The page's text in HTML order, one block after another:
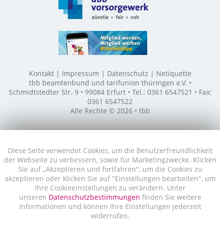
Diese Seite verwendet Cookies, um die Benutzerfreundlichkeit
der Webseite zu verbessern, sowie für Marketingzwecke. Klicken
Sie auf „Akzeptieren und fortfahren", um die Cookies zu
akzeptieren oder klicken Sie auf "Einstellungen bearbeiten", um
Ihre Cookieeinstellungen zu verändern. Unter
unseren Datenschutzbestimmungen finden Sie weitere
Informationen und können Ihre Einstellungen jederzeit
widerrufen.
Kontakt Impressum Datenschutz
Netiquette
tbb beamtenbund und tarifunion thüringen e.V. •
Schmidtstedter Str. 9 • 99084 Erfurt • Tel.: 0361 6547521 • Fax:
0361 6547522
Alle Rechte © 2026 • tbb